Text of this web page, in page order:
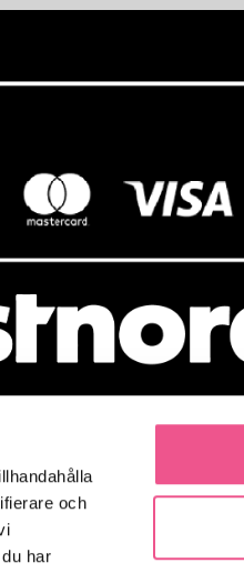
och
har
Populärt